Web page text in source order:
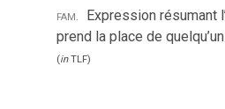
fam.
Expression résumant
prend la place de
(inTLF)